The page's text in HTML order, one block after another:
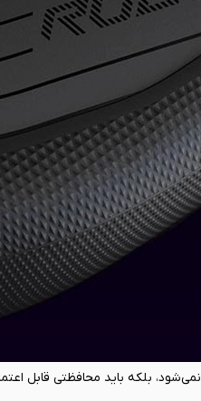
که علاوه بر ایجاد حسی خوشایند